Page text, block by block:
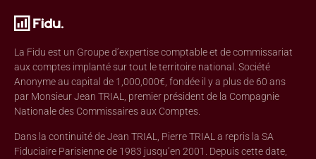
La Fidu est un Groupe d’expertise comptable et de commissariat
aux comptes implanté sur tout le territoire national. Société
Anonyme au capital de 1,000,000€, fondée il y a plus de 60 ans
par Monsieur Jean TRIAL, premier président de la Compagnie
Nationale des Commissaires aux Comptes.
Dans la continuité de Jean TRIAL, Pierre TRIAL a repris la SA
Fiduciaire Parisienne de 1983 jusqu’en 2001. Depuis cette date,